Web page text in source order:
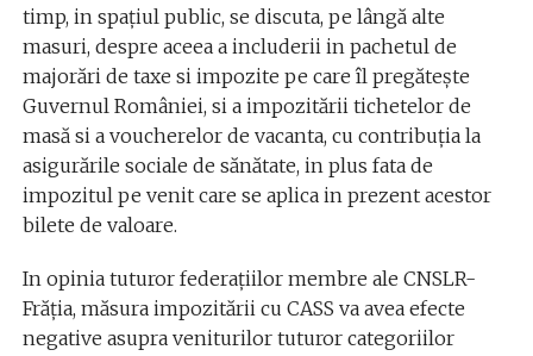
timp, in spațiul public, se discuta, pe lângă alte
masuri, despre aceea a includerii in pachetul de
majorări de taxe si impozite pe care îl pregătește
Guvernul României, si a impozitării tichetelor de
masă si a voucherelor de vacanta, cu contribuția la
asigurările sociale de sănătate, in plus fata de
impozitul pe venit care se aplica in prezent acestor
bilete de valoare.
In opinia tuturor federațiilor membre ale CNSLR-
Frăția, măsura impozitării cu CASS va avea efecte
negative asupra veniturilor tuturor categoriilor